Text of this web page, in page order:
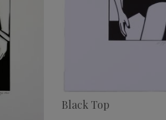
Black Top